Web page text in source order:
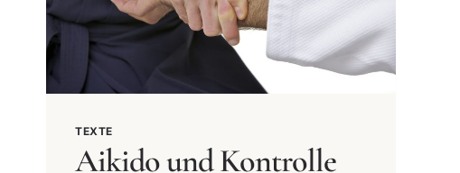
TEXTE
Aikido und Kontrolle